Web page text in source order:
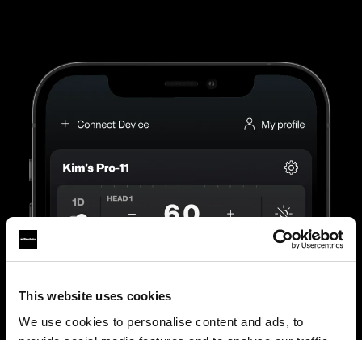
This website uses cookies
We use cookies to personalise content and ads, to